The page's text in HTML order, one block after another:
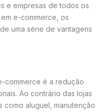
e empresas de todos os
e-commerce, os
uma série de vantagens
commerce é a redução
Ao contrário das lojas
aluguel, manutenção